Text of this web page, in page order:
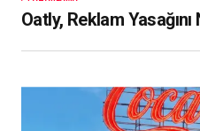
Oatly, Reklam Yasağını